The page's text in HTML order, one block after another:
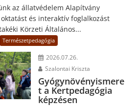
az állatvédelem Alapítvány
és interaktív foglalkozást
Körzeti Általános...
Természetpedagógia
2026.07.26.
Szalontai Kriszta
Gyógynövényismere
t a Kertpedagógia
képzésen